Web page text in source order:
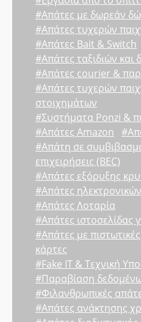
#Απάτες με δωρεάν
#Απάτες τυχερών
#Απάτες Bait & Switch
#Απάτες ταξιδιών και
#Απάτες courier &
#Απάτες τυχερών
στοιχημάτων
#Συστήματα Ponzi &
#Απάτες Amazon
#Απάτη σε
επιχειρήσεις (BEC)
#Απάτες εξόρυξης
#Απάτες
#Απάτες Λοταρία
#Απάτες ιστοσελίδας
#Απάτες με
κάρτες
#Fake IT & Τεχνική
#Παραβίαση
#Φιλανθρωπικές
#Απάτες ανάκτησης